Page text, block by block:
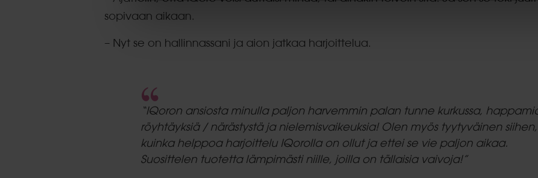
sopivaan aikaan.
– Nyt se on hallinnassani ja aion jatkaa harjoittelua.
rating
“IQoron ansiosta minulla paljon harvemmin palan tunne kurkussa,
röyhtäyksiä / närästystä ja nielemisvaikeuksia! Olen myös tyytyväinen siihen,
kuinka helppoa harjoittelu IQorolla on ollut ja ettei se vie paljon aikaa.
Suosittelen tuotetta lämpimästi niille, joilla on tällaisia vaivoja!”